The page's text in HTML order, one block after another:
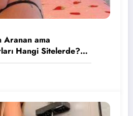
Aranan ama
Hangi Sitelerde?